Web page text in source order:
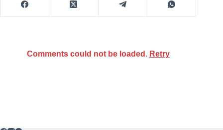
Comments could not be loaded. Retry